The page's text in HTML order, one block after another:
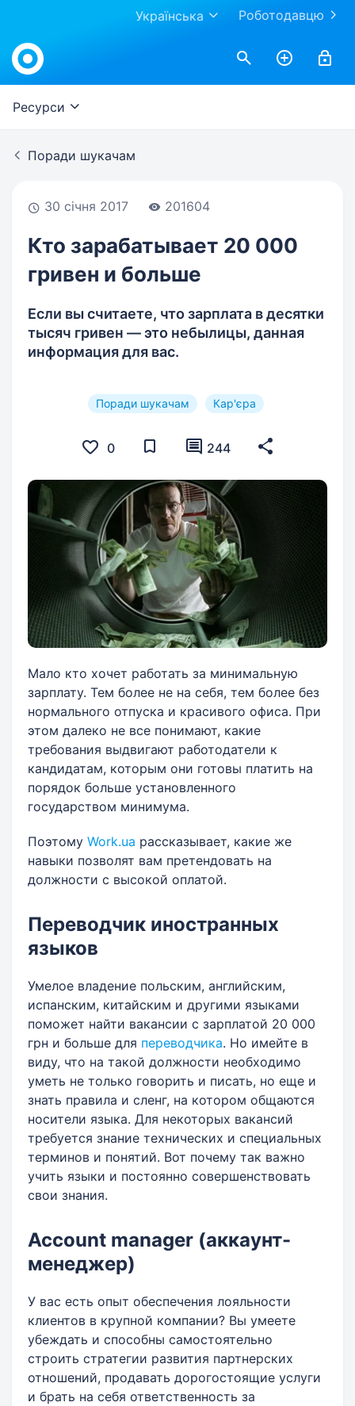
Роботодавцю
Українська
Work.ua
Ресурси
Поради шукачам
30 січня 2017 201604
Кто зарабатывает 20 000
гривен и больше
Если вы считаете, что зарплата в десятки
тысяч гривен — это небылицы, данная
информация для вас.
Поради шукачам Кар'єра
0 244
Мало кто хочет работать за минимальную
зарплату. Тем более не на себя, тем более без
нормального отпуска и красивого офиса. При
этом далеко не все понимают, какие
требования выдвигают работодатели к
кандидатам, которым они готовы платить на
порядок больше установленного
государством минимума.
Поэтому Work.ua рассказывает, какие же
навыки позволят вам претендовать на
должности с высокой оплатой.
Переводчик иностранных
языков
Умелое владение польским, английским,
испанским, китайским и другими языками
поможет найти вакансии с зарплатой 20 000
грн и больше для переводчика. Но имейте в
виду, что на такой должности необходимо
уметь не только говорить и писать, но еще и
знать правила и сленг, на котором общаются
носители языка. Для некоторых вакансий
требуется знание технических и специальных
терминов и понятий. Вот почему так важно
учить языки и постоянно совершенствовать
свои знания.
Account manager (аккаунт-
менеджер)
У вас есть опыт обеспечения лояльности
клиентов в крупной компании? Вы умеете
убеждать и способны самостоятельно
строить стратегии развития партнерских
отношений, продавать дорогостоящие услуги
и брать на себя ответственность за